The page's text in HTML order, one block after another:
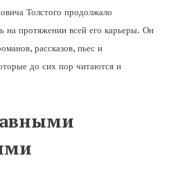
Толстого продолжало
на протяжении всей его карьеры. Он
рассказов, пьес и
до сих пор читаются и